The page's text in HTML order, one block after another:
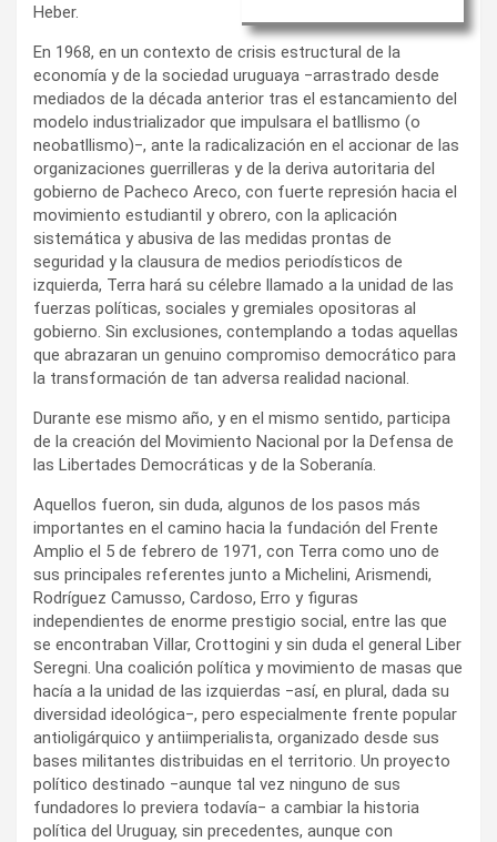
Heber.
En 1968, en un contexto de crisis estructural de la
economía y de la sociedad uruguaya ‒arrastrado desde
mediados de la década anterior tras el estancamiento del
modelo industrializador que impulsara el batllismo (o
neobatllismo)‒, ante la radicalización en el accionar de las
organizaciones guerrilleras y de la deriva autoritaria del
gobierno de Pacheco Areco, con fuerte represión hacia el
movimiento estudiantil y obrero, con la aplicación
sistemática y abusiva de las medidas prontas de
seguridad y la clausura de medios periodísticos de
izquierda, Terra hará su célebre llamado a la unidad de las
fuerzas políticas, sociales y gremiales opositoras al
gobierno. Sin exclusiones, contemplando a todas aquellas
que abrazaran un genuino compromiso democrático para
la transformación de tan adversa realidad nacional.
Durante ese mismo año, y en el mismo sentido, participa
de la creación del Movimiento Nacional por la Defensa de
las Libertades Democráticas y de la Soberanía.
Aquellos fueron, sin duda, algunos de los pasos más
importantes en el camino hacia la fundación del Frente
Amplio el 5 de febrero de 1971, con Terra como uno de
sus principales referentes junto a Michelini, Arismendi,
Rodríguez Camusso, Cardoso, Erro y figuras
independientes de enorme prestigio social, entre las que
se encontraban Villar, Crottogini y sin duda el general Liber
Seregni. Una coalición política y movimiento de masas que
hacía a la unidad de las izquierdas ‒así, en plural, dada su
diversidad ideológica‒, pero especialmente frente popular
antioligárquico y antiimperialista, organizado desde sus
bases militantes distribuidas en el territorio. Un proyecto
político destinado ‒aunque tal vez ninguno de sus
fundadores lo previera todavía‒ a cambiar la historia
política del Uruguay, sin precedentes, aunque con